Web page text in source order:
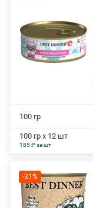
100 гр
100 гр х 12 шт
185 ₽ за шт
-31%